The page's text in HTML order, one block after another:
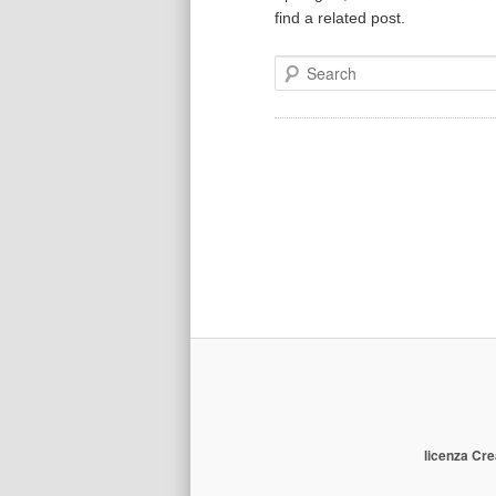
find a related post.
Search
licenza